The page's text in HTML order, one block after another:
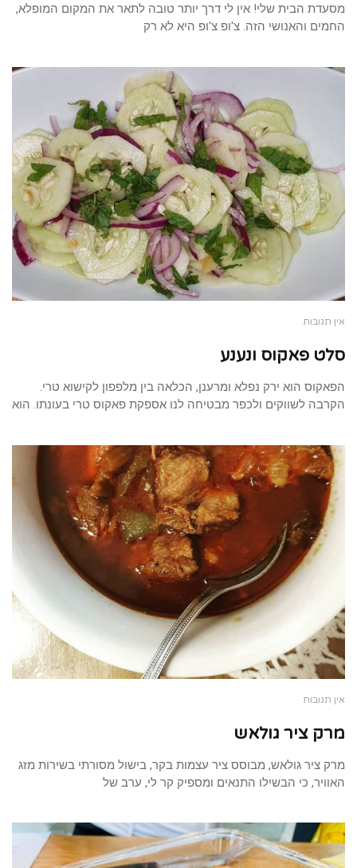
מסעדת הבית שלי! אין לי דרך יותר טובה לתאר את המקום המופלא,
החמים והאנושי הזה. צ'ופ צ'ופ היא לא רק
אין תגובות
סלט פאקוס ונענע
הפאקוס הוא ירק נפלא ומרענן, הכלאה בין מלפפון לקישוא טרי.
הקרבה לשווקים ולכפר מבטיחה לנו אספקת פאקוס טרי בעונתו. הוא
אין תגובות
מרק ציר גולאש
מרק ציר גולאש, מבוסס ציר עצמות בקר, בישול מסורתי בשירות מזג
האוויר, כי הבשילו התנאים ומספיק קר לי, ערב של